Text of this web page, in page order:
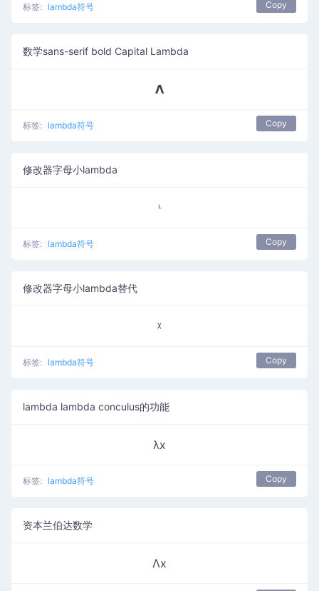
标签: lambda符号 Copy
数学sans-serif bold Capital Lambda
𝝠
标签: lambda符号 Copy
修改器字母小lambda
ᶫ
标签: lambda符号 Copy
修改器字母小lambda替代
ᵡ
标签: lambda符号 Copy
lambda lambda conculus的功能
λx
标签: lambda符号 Copy
资本兰伯达数学
Λx